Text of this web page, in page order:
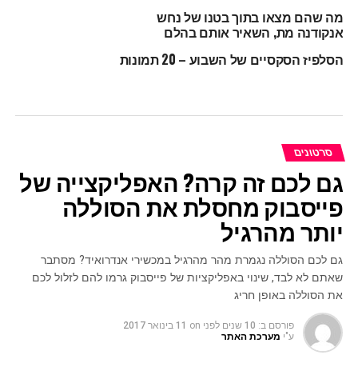
מה שהם מצאו בתוך בטנו של נחש
אנקודנה מת, השאיר אותם בהלם
הסלפיז הסקסיים של השבוע – 20 תמונות
סרטונים
גם לכם זה קרה? האפליקצייה של
פייסבוק מחסלת את הסוללה
יותר מהרגיל
גם לכם הסוללה נגמרת מהר מהרגיל במכשירי אנדרואיד? מסתבר
שאתם לא לבד, שינוי באפליקציות של פייסבוק גרמו להם לזלול לכם
את הסוללה באופן חריג
פורסם ב: 10 שנים לפני on 11 בינואר 2017
ע"י מערכת האתר